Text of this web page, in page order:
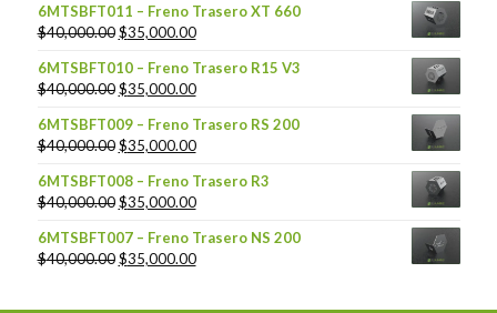
6MTSBFT011 – Freno Trasero XT 660
$40,000.00 $35,000.00
6MTSBFT010 – Freno Trasero R15 V3
$40,000.00 $35,000.00
6MTSBFT009 – Freno Trasero RS 200
$40,000.00 $35,000.00
6MTSBFT008 – Freno Trasero R3
$40,000.00 $35,000.00
6MTSBFT007 – Freno Trasero NS 200
$40,000.00 $35,000.00